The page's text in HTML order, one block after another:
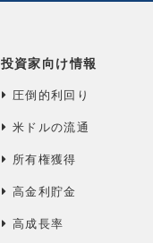
投資家向け情報
圧倒的利回り
米ドルの流通
所有権獲得
高金利貯金
高成長率